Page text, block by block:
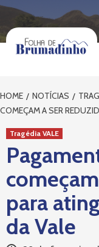
Skip
content
HOME NOTÍCIAS
COMEÇAM A SER
Tragédia VALE
para
da Vale